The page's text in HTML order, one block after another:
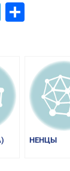
Telegram
НЕНЦЫ